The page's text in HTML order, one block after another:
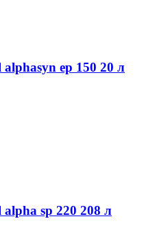
ep 150 20 л
sp 220 208 л